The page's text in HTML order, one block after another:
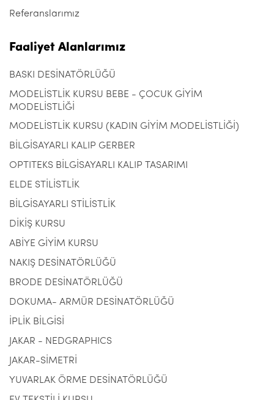
Referanslarımız
Faaliyet Alanlarımız
BASKI DESİNATÖRLÜĞÜ
MODELİSTLİK KURSU BEBE - ÇOCUK GİYİM
MODELİSTLİĞİ
MODELİSTLİK KURSU (KADIN GİYİM MODELİSTLİĞİ)
BİLGİSAYARLI KALIP GERBER
OPTITEKS BİLGİSAYARLI KALIP TASARIMI
ELDE STİLİSTLİK
BİLGİSAYARLI STİLİSTLİK
DİKİŞ KURSU
ABİYE GİYİM KURSU
NAKIŞ DESİNATÖRLÜĞÜ
BRODE DESİNATÖRLÜĞÜ
DOKUMA- ARMÜR DESİNATÖRLÜĞÜ
İPLİK BİLGİSİ
JAKAR - NEDGRAPHICS
JAKAR-SİMETRİ
YUVARLAK ÖRME DESİNATÖRLÜĞÜ